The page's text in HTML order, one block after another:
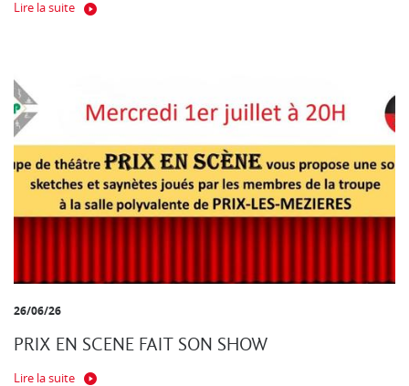
Lire la suite
26/06/26
PRIX EN SCENE FAIT SON SHOW
Lire la suite